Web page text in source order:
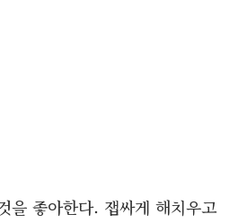
을 좋아한다. 잽싸게 해치우고